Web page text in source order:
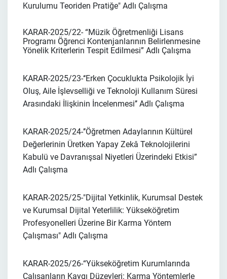
Kurulumu Teoriden Pratiğe" Adlı Çalışma
KARAR-2025/22- “Müzik Öğretmenliği Lisans
Programı Öğrenci Kontenjanlarının Belirlenmesine
Yönelik Kriterlerin Tespit Edilmesi” Adlı Çalışma
KARAR-2025/23-‘‘Erken Çocuklukta Psikolojik İyi
Oluş, Aile İşlevselliği ve Teknoloji Kullanım Süresi
Arasındaki İlişkinin İncelenmesi’’ Adlı Çalışma
KARAR-2025/24-’’Öğretmen Adaylarının Kültürel
Değerlerinin Üretken Yapay Zekâ Teknolojilerini
Kabulü ve Davranışsal Niyetleri Üzerindeki Etkisi”
Adlı Çalışma
KARAR-2025/25-"Dijital Yetkinlik, Kurumsal Destek
ve Kurumsal Dijital Yeterlilik: Yükseköğretim
Profesyonelleri Üzerine Bir Karma Yöntem
Çalışması" Adlı Çalışma
KARAR-2025/26-“Yükseköğretim Kurumlarında
Çalışanların Kaygı Düzeyleri: Karma Yöntemlerle